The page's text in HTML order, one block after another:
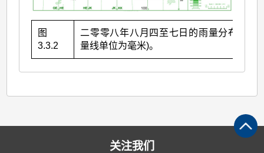
图
3.3.2
二零零八年八月四至七日的雨量分布(等雨
量线单位为毫米)。
关注我们